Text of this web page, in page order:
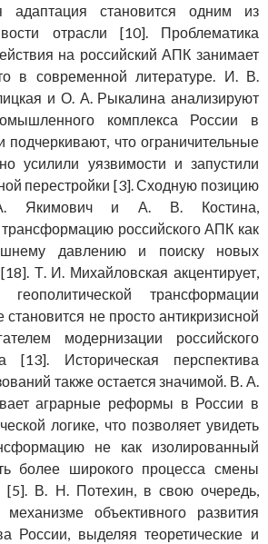
адаптация становится одним из
отрасли [10]. Проблематика
на российский АПК занимает
в современной литературе. И. В.
и О. А. Рыкалина анализируют
комплекса России в
подчеркивают, что ограничительные
усилили уязвимости и запустили
перестройки [3]. Сходную позицию
Якимович и А. В. Костина,
российского АПК как
давлению и поиску новых
Т. И. Михайловская акцентирует,
трансформации
не просто антикризисной
модернизации российского
[13]. Историческая перспектива
также остается значимой. В. А.
аграрные реформы в России в
логике, что позволяет увидеть
не как изолированный
более широкого процесса смены
[5]. В. Н. Потехин, в свою очередь,
объективного развития
России, выделяя теоретические и